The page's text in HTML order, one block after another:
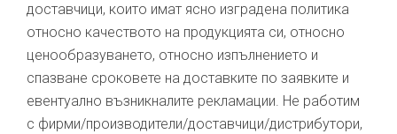
доставчици, които имат ясно изградена политика
относно качеството на продукцията си, относно
ценообразуването, относно изпълнението и
спазване сроковете на доставките по заявките и
евентуално възникналите рекламации. Не работим
с фирми/производители/доставчици/дистрибутори,